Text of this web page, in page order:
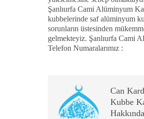
Şanlıurfa Cami Alüminyum
kubbelerinde saf alüminyum
sorunların üstesinden
gelmekteyiz. Şanlıurfa Cami
Telefon Numaralarımız :
Can
Kubbe
Hakkında